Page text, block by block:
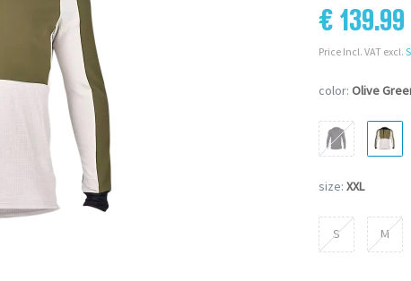
€ 139.99
Price Incl. VAT excl.
color: Olive
size: XXL
S M